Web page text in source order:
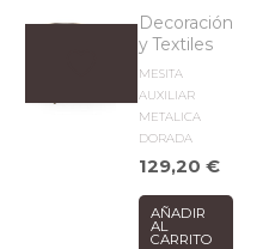
Decoración
y Textiles
MESITA
AUXILIAR
METALICA
DORADA
129,20€
AÑADIR
AL
CARRITO